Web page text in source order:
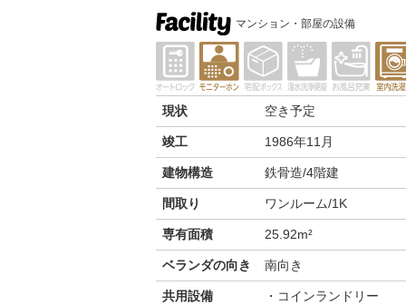
マンション・部屋の設備
現状 空き予定
竣工 1986年11月
建物構造 鉄骨造/4階建
間取り ワンルーム/1K
専有面積 25.92m²
ベランダの向き 南向き
共用設備
コインランドリー